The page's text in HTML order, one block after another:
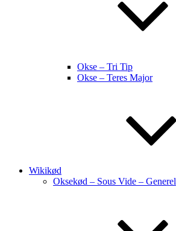
Okse – Tri Tip
Okse – Teres Major
Wikikød
Oksekød – Sous Vide – Generel